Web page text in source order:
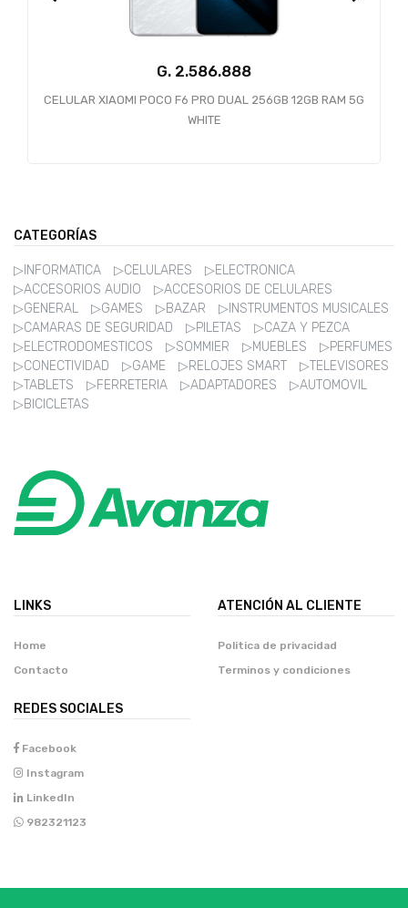
G.
CELULAR XIAOMI POCO F6 PRO DUAL 256GB 12GB RAM 5G
WHITE
CATEGORÍAS
▷INFORMATICA ▷CELULARES
▷ELECTRONICA
▷ACCESORIOS AUDIO
▷ACCESORIOS DE CELULARES
▷GENERAL
▷GAMES ▷BAZAR
▷INSTRUMENTOS MUSICALES
▷CAMARAS DE SEGURIDAD
▷PILETAS
▷CAZA Y PEZCA
▷ELECTRODOMESTICOS
▷SOMMIER ▷MUEBLES
▷PERFUMES
▷CONECTIVIDAD
▷GAME ▷RELOJES SMART
▷TELEVISORES
▷TABLETS
▷FERRETERIA ▷ADAPTADORES
▷AUTOMOVIL
▷BICICLETAS
LINKS
Home
Contacto
ATENCIÓN AL CLIENTE
Politica de privacidad
Terminos y condiciones
REDES SOCIALES
Facebook
Instagram
LinkedIn
982321123